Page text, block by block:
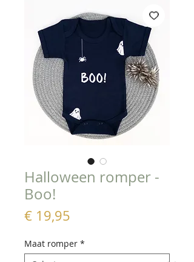
Halloween romper -
Boo!
€ 19,95
Maat romper *